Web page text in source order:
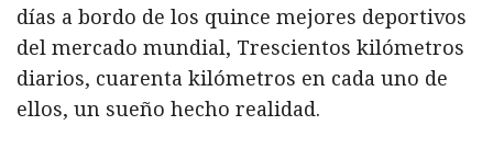
días a bordo de los quince mejores deportivos
del mercado mundial, Trescientos kilómetros
diarios, cuarenta kilómetros en cada uno de
ellos, un sueño hecho realidad.